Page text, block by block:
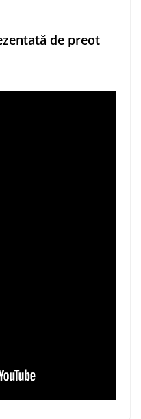
de preot